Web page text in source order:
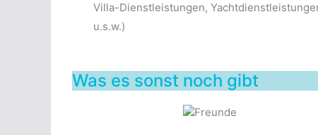
Villa-Dienstleistungen,
u.s.w.)
Was es sonst noch gibt